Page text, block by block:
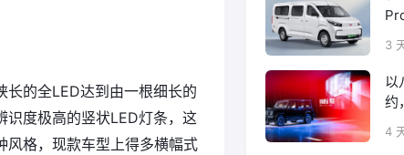
长的全LED达到由一根细长的
识度极高的竖状LED灯条，这
风格，现款车型上得多横幅式
3
以
约
4